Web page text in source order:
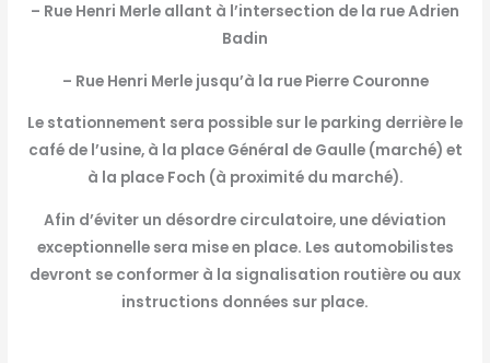
– Rue Henri Merle allant à l’intersection de la rue Adrien
Badin
– Rue Henri Merle jusqu’à la rue Pierre Couronne
Le stationnement sera possible sur le parking derrière le
café de l’usine, à la place Général de Gaulle (marché) et
à la place Foch (à proximité du marché).
Afin d’éviter un désordre circulatoire, une déviation
exceptionnelle sera mise en place. Les automobilistes
devront se conformer à la signalisation routière ou aux
instructions données sur place.